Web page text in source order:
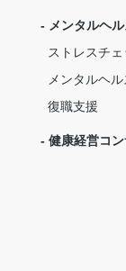
- メンタルヘ
ストレスチェ
メンタルヘ
復職支援
- 健康経営コ